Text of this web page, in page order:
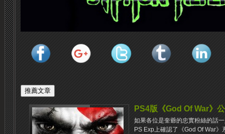
PS4版《God Of War》
如果各位是奎爺的忠實粉絲的話
PS Exp上確認了《God Of War